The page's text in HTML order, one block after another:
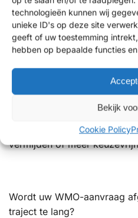
technologieën kunnen wij
unieke ID's op deze site
geeft of uw toestemming
hebben op bepaalde functies
Bekijk
Cookie Policy
hebben, kiezen veel klanten
ervoor onze showroom in
Holland)ofKrimpen aan de
bezoeken voor persoonlijk
alternatieven.
zijn om (gedeeltelijk) zelf
schaffen, bijvoorbeeld om
vermijden of meer
Wordt uw WMO-aanvraag
traject te lang?